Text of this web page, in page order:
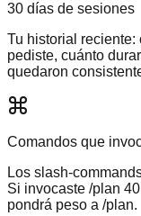
30 días de sesiones
Tu historial reciente:
pediste, cuánto
quedaron
Comandos que
Los slash-
Si invocaste /plan
pondrá peso a /plan.